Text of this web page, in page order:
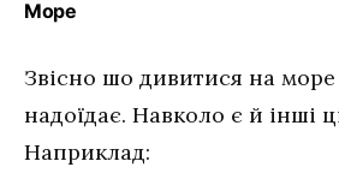
Море
Звісно шо дивитися на море
надоїдає. Навколо є й інші
Наприклад: